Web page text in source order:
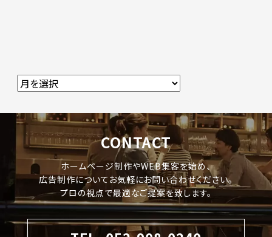
CONTACT
ホームページ制作やWEB集客を始め、
広告制作についてお気軽にお問い合わせください。
プロの視点で最適なご提案を致します。